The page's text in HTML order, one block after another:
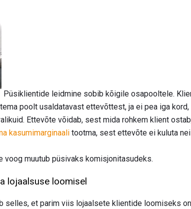
Püsiklientide leidmine sobib kõigile osapooltele.
poolt usaldatavast ettevõttest, ja ei pea iga
Ettevõte võidab, sest mida rohkem klient
kasumimarginaali tootma, sest ettevõte ei kuluta
voog muutub püsivaks komisjonitasudeks.
lojaalsuse loomisel
selles, et parim viis lojaalsete klientide loomiseks